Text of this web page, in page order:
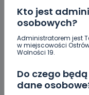
Kto jest
osobowych?
Administratorem jest
w miejscowości
Wolności 19.
Do czego
dane